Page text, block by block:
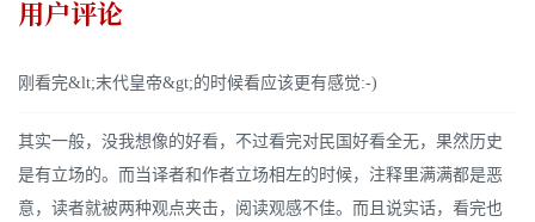
用户评论
刚看完&lt;末代皇帝&gt;的时候看应该更有感觉:-)
其实一般，没我想像的好看，不过看完对民国好看全无，果然历史
是有立场的。而当译者和作者立场相左的时候，注释里满满都是恶
意，读者就被两种观点夹击，阅读观感不佳。而且说实话，看完也